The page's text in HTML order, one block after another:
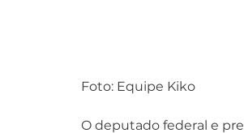
Foto: Equipe Kiko
O deputado federal e